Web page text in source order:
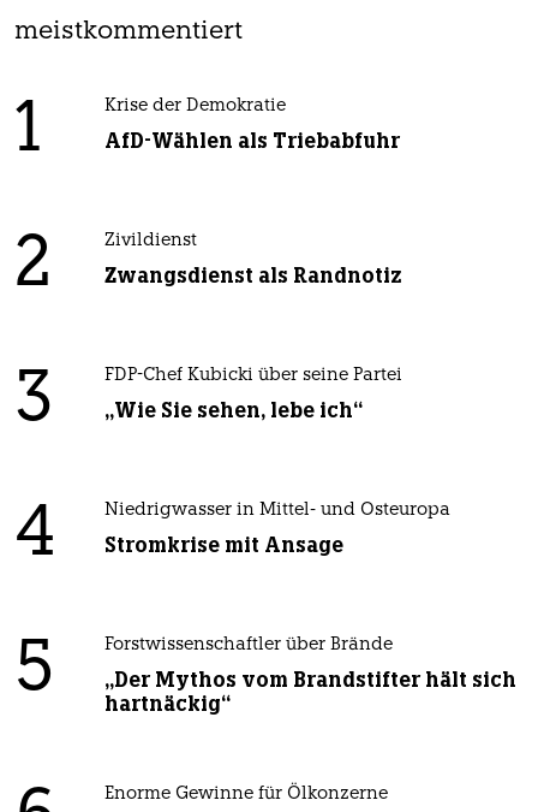
meistkommentiert
1 Krise der Demokratie
AfD-Wählen als Triebabfuhr
2 Zivildienst
Zwangsdienst als Randnotiz
3 FDP-Chef Kubicki über seine Partei
„Wie Sie sehen, lebe ich“
4 Niedrigwasser in Mittel- und Osteuropa
Stromkrise mit Ansage
5 Forstwissenschaftler über Brände
„Der Mythos vom Brandstifter hält sich
hartnäckig“
Enorme Gewinne für Ölkonzerne